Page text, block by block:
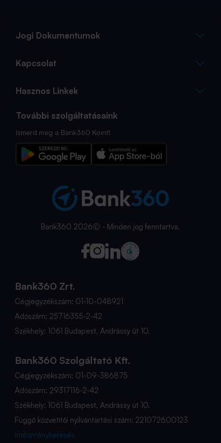
Jogi Dokumentumok
Kapcsolat
Hasznos Linkek
További szolgáltatásaink
Ismerd meg a Bank360 Koint!
Bank360 2026Ⓒ - Minden jog fenntartva.
Bank360 Zrt.
Cégjegyzékszám: 01-10-048921
Adószám: 25716355-2-42
Székhely: 1061 Budapest, Andrássy út 10.
Bank360 Szolgáltató Kft.
Cégjegyzékszám: 01-09-386875
Adószám: 29317116-2-42
Székhely: 1061 Budapest, Andrássy út 10.
Függő közvetítői nyilvántartási szám: 221072600123
Intézménykeresés